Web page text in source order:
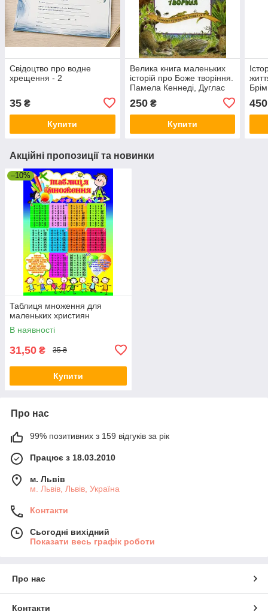
Свідоцтво про водне
хрещення - 2
35 ₴
Купити
Велика книга маленьких
історій про Боже творіння.
Памела Кеннеді, Дуглас
250₴
Купити
Брім
450
Акційні пропозиції та новинки
–10%
Таблиця множення для
маленьких християн
В наявності
31,50 ₴ 35 ₴
Купити
Про нас
99% позитивних з 159 відгуків за рік
Працює з 18.03.2010
м. Львів
м. Львів, Львів, Україна
Контакти
Сьогодні вихідний
Показати весь графік роботи
Про нас
Контакти